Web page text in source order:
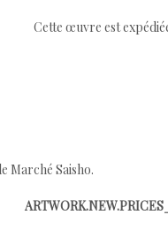
Cette œuvre est
Marché Saisho.